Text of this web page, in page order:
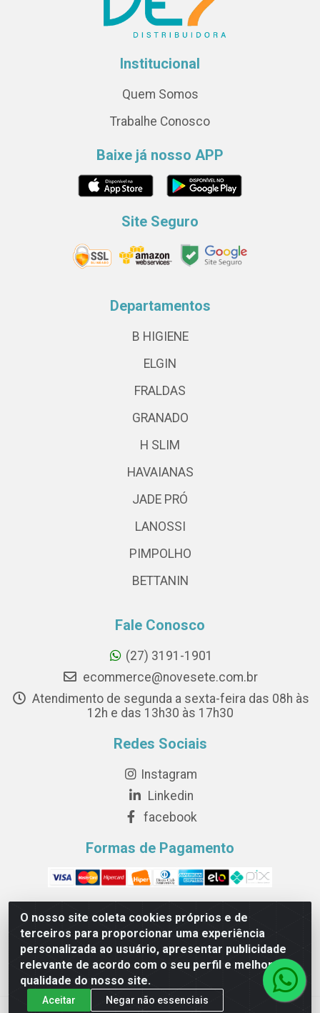
O nosso site coleta cookies próprios e de
terceiros para proporcionar uma experiência
personalizada ao usuário, apresentar publicidade
relevante de acordo com o seu perfil e melhorar a
qualidade do nosso site.
Aceitar Negar não essenciais
Institucional
Quem Somos
Trabalhe Conosco
Baixe já nosso APP
Site Seguro
Departamentos
B HIGIENE
ELGIN
FRALDAS
GRANADO
H SLIM
HAVAIANAS
JADE PRÓ
LANOSSI
PIMPOLHO
BETTANIN
Fale Conosco
(27) 3191-1901
ecommerce@novesete.com.br
Atendimento de segunda a sexta-feira das 08h às
12h e das 13h30 às 17h30
Redes Sociais
Instagram
Linkedin
facebook
Formas de Pagamento
Novesete Distribuidora LTDA - Avenida Setecentos, S/N,
Terminal Intermodal da Serra, Serra/ES - CEP 29161-414 -
CNPJ 29.479.604/0001-44